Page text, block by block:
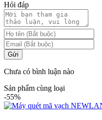
Hỏi đáp
Gửi
Chưa có bình luận nào
Sản phẩm cùng loại
-55%